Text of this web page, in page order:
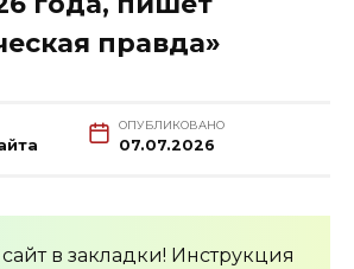
правда»
ОПУБЛИКОВАНО
07.07.2026
в закладки! Инструкция